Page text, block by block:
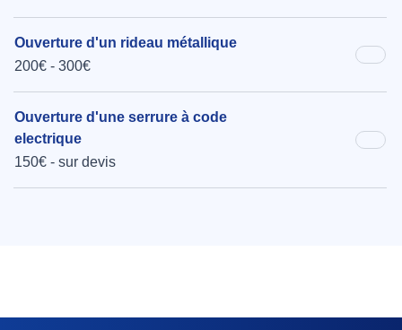
Ouverture d'un rideau métallique
200€ - 300€
Ouverture d'une serrure à code
electrique
150€ - sur devis